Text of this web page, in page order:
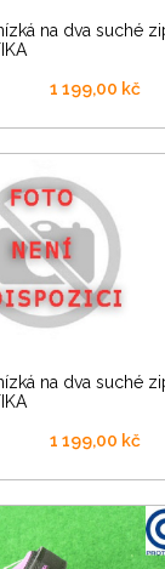
1 199,00 kč
1 199,00 kč